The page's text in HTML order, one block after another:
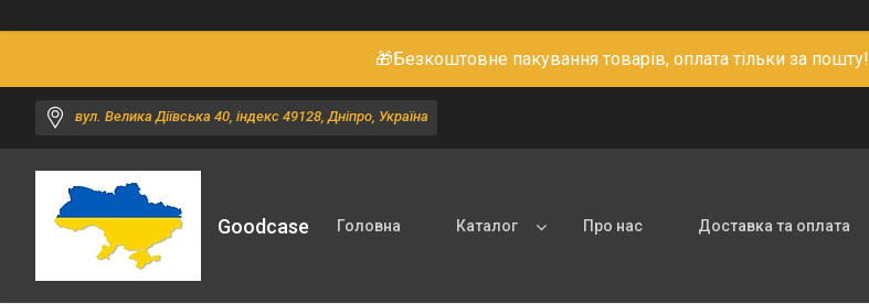
🎁Безкоштовне пакування товарів, оплата тільки за пошту!
вул. Велика Діївська 40, індекс 49128, Дніпро, Україна
Goodcase Головна Каталог Про нас Доставка та оплата